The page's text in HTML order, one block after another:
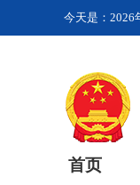
今天是： 2026
首页